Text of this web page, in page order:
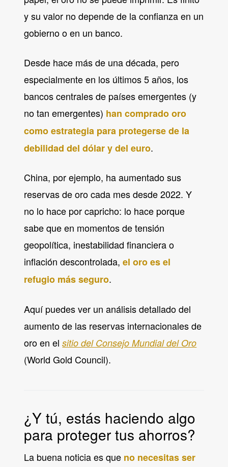
y su valor no depende de la confianza en un
gobierno o en un banco.
Desde hace más de una década, pero
especialmente en los últimos 5 años, los
bancos centrales de países emergentes (y
no tan emergentes) han comprado oro
como estrategia para protegerse de la
debilidad del dólar y del euro.
China, por ejemplo, ha aumentado sus
reservas de oro cada mes desde 2022. Y
no lo hace por capricho: lo hace porque
sabe que en momentos de tensión
geopolítica, inestabilidad financiera o
inflación descontrolada,el oro es el
refugio más seguro.
Aquí puedes ver un análisis detallado del
aumento de las reservas internacionales de
oro en elsitio del Consejo Mundial del Oro
(World Gold Council).
¿Y tú, estás haciendo algo
para proteger tus ahorros?
La buena noticia es que no necesitas ser